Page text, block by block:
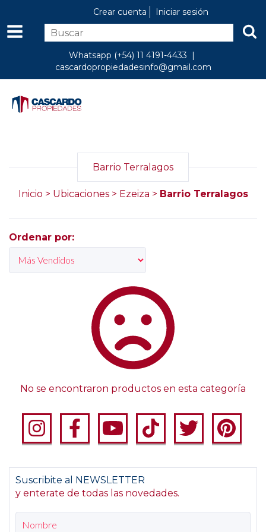
Crear cuenta Iniciar sesión
Whatsapp (+54) 11 4191-4433 |
cascardopropiedadesinfo@gmail.com
Barrio Terralagos
Inicio > Ubicaciones > Ezeiza > Barrio Terralagos
Ordenar por:
No se encontraron productos en esta categoría
Suscribite al NEWSLETTER
y enterate de todas las novedades.